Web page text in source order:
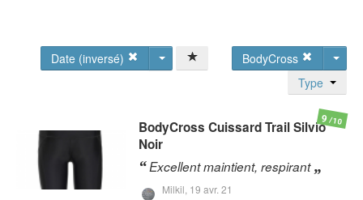
Date (inversé)
BodyCross
Type
BodyCross Cuissard Trail Silvio
Noir
Excellent maintient, respirant
Milkil, 19 avr. 21
9/10